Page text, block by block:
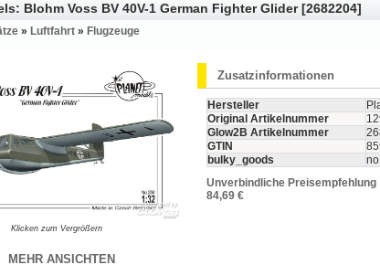
Blohm Voss BV 40V-1 German Fighter Glider [2682204]
» Luftfahrt » Flugzeuge
Klicken zum Vergrößern
MEHR ANSICHTEN
Zusatzinformationen
Hersteller
Original Artikelnummer
Glow2B Artikelnummer
GTIN
bulky_goods
no
Unverbindliche Preisempfehlung
84,69 €